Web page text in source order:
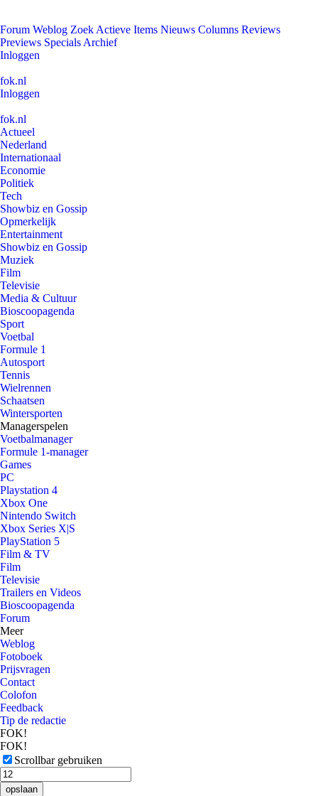
Forum Weblog Zoek Actieve Items Nieuws Columns Reviews
Previews Specials Archief
Inloggen
fok.nl
Inloggen
fok.nl
Actueel
Nederland
Internationaal
Economie
Politiek
Tech
Showbiz en Gossip
Opmerkelijk
Entertainment
Showbiz en Gossip
Muziek
Film
Televisie
Media & Cultuur
Bioscoopagenda
Sport
Voetbal
Formule 1
Autosport
Tennis
Wielrennen
Schaatsen
Wintersporten
Managerspelen
Voetbalmanager
Formule 1-manager
Games
PC
Playstation 4
Xbox One
Nintendo Switch
Xbox Series X|S
PlayStation 5
Film & TV
Film
Televisie
Trailers en Videos
Bioscoopagenda
Forum
Meer
Weblog
Fotoboek
Prijsvragen
Contact
Colofon
Feedback
Tip de redactie
FOK!
FOK!
Scrollbar gebruiken
opslaan